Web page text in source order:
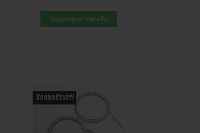
Aggiungi al carrello